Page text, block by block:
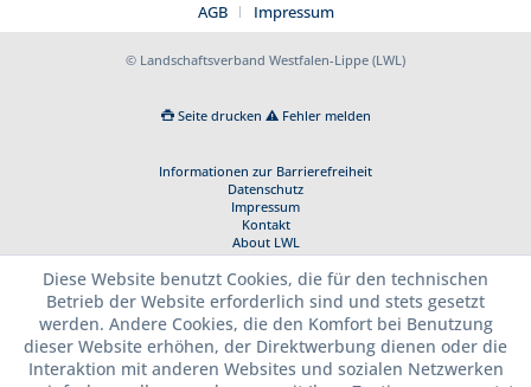
AGB
Impressum
© Landschaftsverband Westfalen-Lippe (LWL)
Seite drucken Fehler melden
Informationen zur Barrierefreiheit
Datenschutz
Impressum
Kontakt
About LWL
Diese Website benutzt Cookies, die für den technischen
Betrieb der Website erforderlich sind und stets gesetzt
werden. Andere Cookies, die den Komfort bei Benutzung
dieser Website erhöhen, der Direktwerbung dienen oder die
Interaktion mit anderen Websites und sozialen Netzwerken